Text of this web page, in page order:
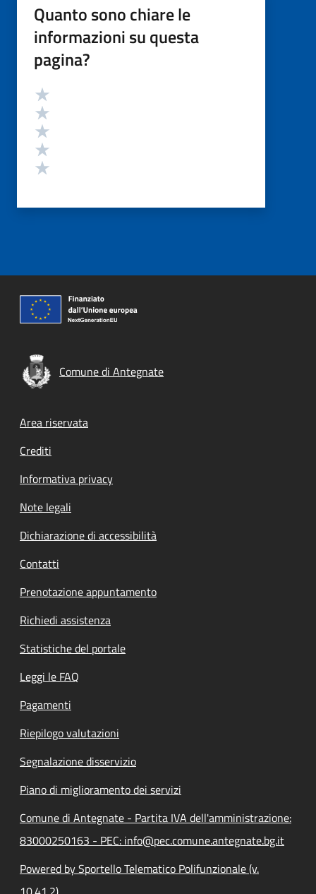
Quanto sono chiare le
informazioni su questa
pagina?
Valutazione
Comune di Antegnate
Footer menu
Area riservata
Crediti
Informativa privacy
Note legali
Dichiarazione di accessibilità
Contatti
Prenotazione appuntamento
Richiedi assistenza
Statistiche del portale
Leggi le FAQ
Pagamenti
Riepilogo valutazioni
Segnalazione disservizio
Piano di miglioramento dei servizi
Comune di Antegnate - Partita IVA dell'amministrazione:
83000250163 - PEC: info@pec.comune.antegnate.bg.it
Powered by Sportello Telematico Polifunzionale (v.